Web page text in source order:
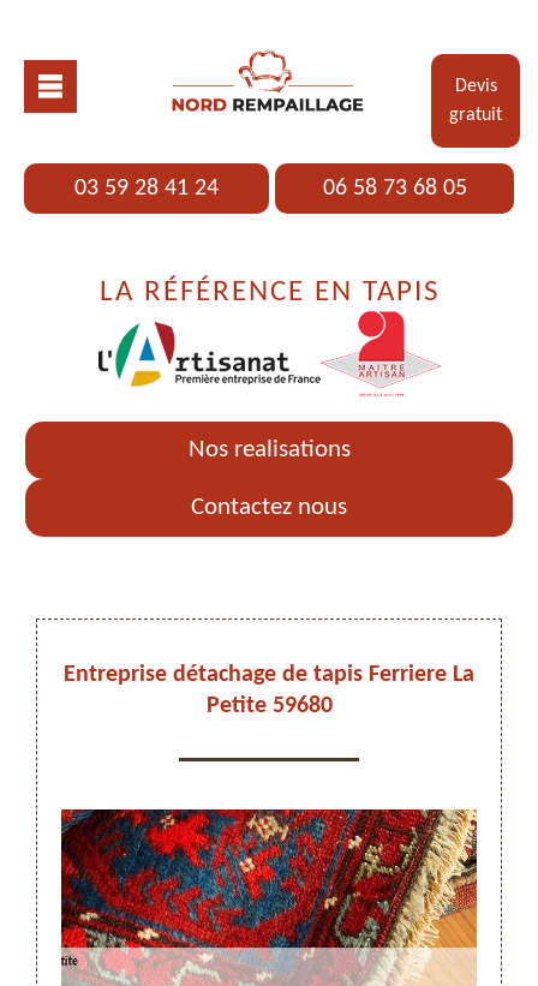
Devis
gratuit
03 59 28 41 24 06 58 73 68 05
LA RÉFÉRENCE EN TAPIS
Nos realisations
Contactez nous
Entreprise détachage de tapis Ferriere La
Petite 59680